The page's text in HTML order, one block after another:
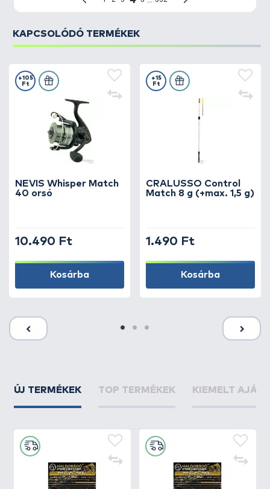
KAPCSOLÓDÓ TERMÉKEK
NEVIS Whisper Match
40 orsó
+105
Ft
10.490 Ft
Kosárba
CRALUSSO Control
Match 8 g (+max. 1,5 g)
+15
Ft
1.490 Ft
Kosárba
ÚJ TERMÉKEK TOP TERMÉKEK KIEMELT